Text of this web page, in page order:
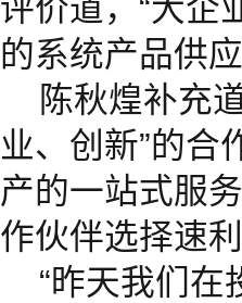
评价道，“大企
的系统产品供
陈秋煌补充
业、创新”的合
产的一站式服
作伙伴选择速
“昨天我们